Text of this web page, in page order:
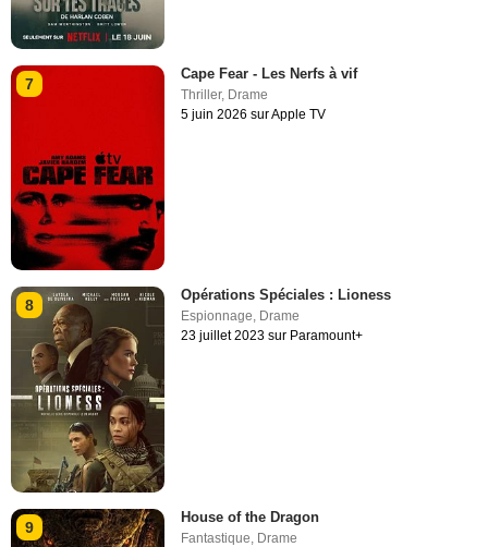
7
Cape Fear - Les Nerfs à vif
Thriller, Drame
5 juin 2026 sur Apple TV
8
Opérations Spéciales : Lioness
Espionnage, Drame
23 juillet 2023 sur Paramount+
9
House of the Dragon
Fantastique Drame